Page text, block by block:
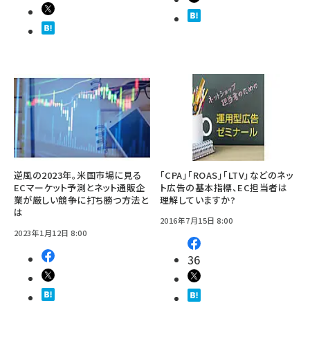
逆風の2023年。米国市場に見る
ECマーケット予測とネット通販企
業が厳しい競争に打ち勝つ方法と
は
2023年1月12日 8:00
「CPA」「ROAS」「LTV」などのネッ
ト広告の基本指標、EC担当者は
理解していますか?
2016年7月15日 8:00
36